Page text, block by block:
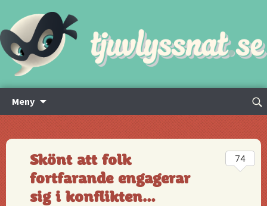
Meny
innehåll
Sök
Skönt att folk
fortfarande engagerar
sig i konflikten…
74